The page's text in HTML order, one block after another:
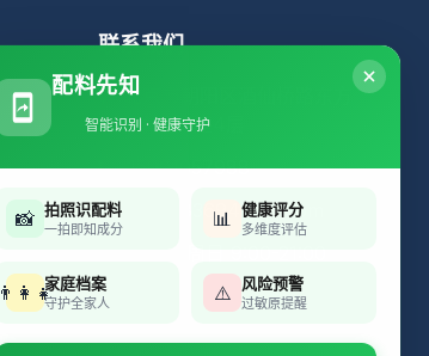
联系我们
北京市朝阳区酒仙桥路东方
科技园B座4层
15901057988
489683694@qq.com
配料先知
智能识别 · 健康守护
📸 拍照识配料
一拍即知成分 📊 健康评分
多维度评估
👨‍👩‍👧家庭档案
守护全家人 ⚠️ 风险预警
过敏原提醒